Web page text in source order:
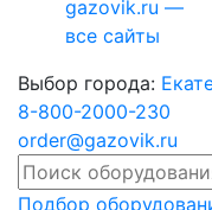
gazovik.ru —
все сайты
Выбор города:
8-800-2000-230
order@gazovik.ru
Подбор